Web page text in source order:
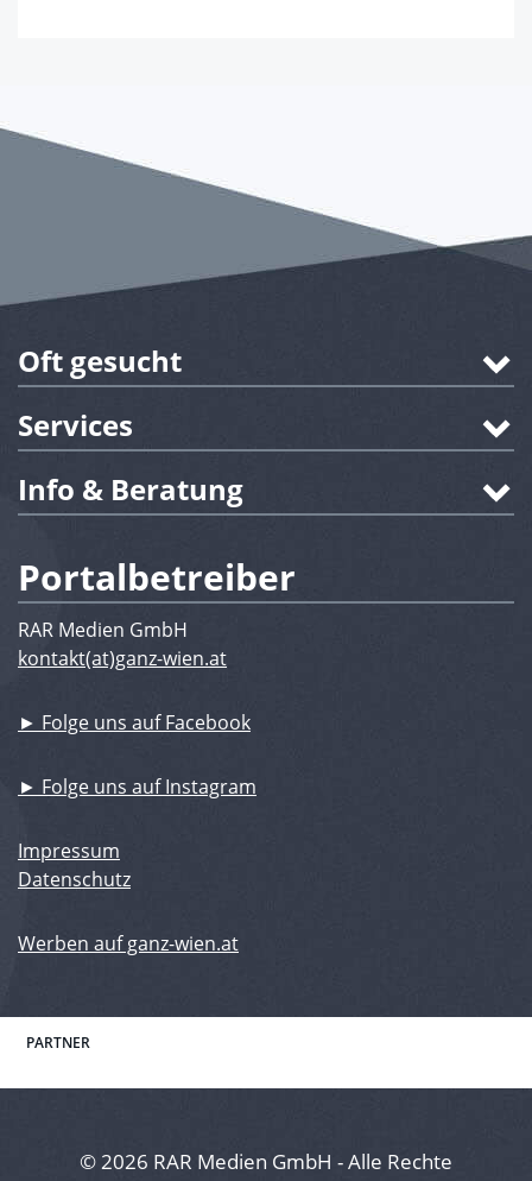
Oft gesucht
Services
Info & Beratung
Portalbetreiber
RAR Medien GmbH
kontakt(at)ganz-wien.at
► Folge uns auf Facebook
► Folge uns auf Instagram
Impressum
Datenschutz
Werben auf ganz-wien.at
PARTNER
© 2026 RAR Medien GmbH - Alle Rechte